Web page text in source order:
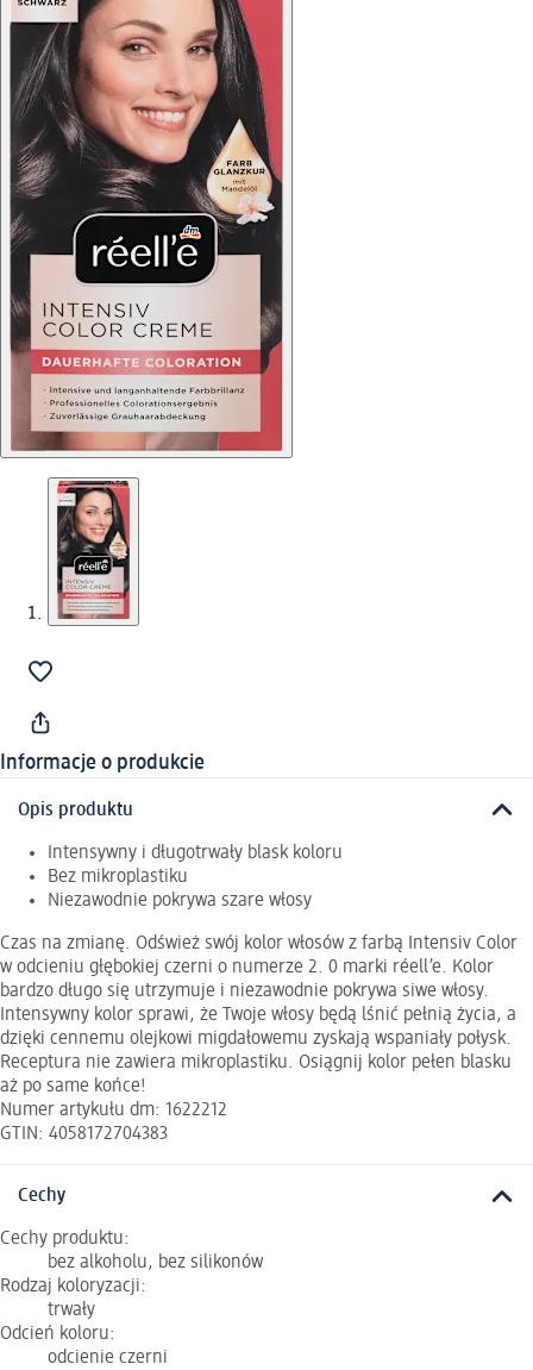
Informacje o produkcie
Opis produktu
Intensywny i długotrwały blask koloru
Bez mikroplastiku
Niezawodnie pokrywa szare włosy
Czas na zmianę. Odśwież swój kolor włosów z farbą Intensiv Color
w odcieniu głębokiej czerni o numerze 2. 0 marki réell’e. Kolor
bardzo długo się utrzymuje i niezawodnie pokrywa siwe włosy.
Intensywny kolor sprawi, że Twoje włosy będą lśnić pełnią życia, a
dzięki cennemu olejkowi migdałowemu zyskają wspaniały połysk.
Receptura nie zawiera mikroplastiku. Osiągnij kolor pełen blasku
aż po same końce!
Numer artykułu dm: 1622212
GTIN: 4058172704383
Cechy
Cechy produktu:
bez alkoholu, bez silikonów
Rodzaj koloryzacji:
trwały
Odcień koloru:
odcienie czerni